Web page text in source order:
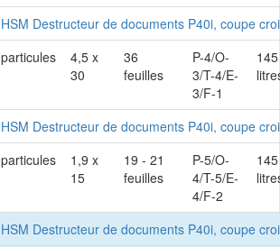
HSM Destructeur de documents P40i, coupe
particules
4,5 x
30
36
feuilles
P-4/O-
3/T-4/E-
3/F-1
145
HSM Destructeur de documents P40i, coupe
particules
1,9 x
15
19 - 21
feuilles
P-5/O-
4/T-5/E-
4/F-2
145
HSM Destructeur de documents P40i, coupe